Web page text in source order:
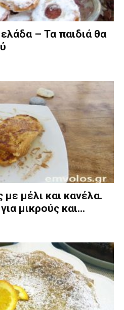
– Τα παιδιά θα
μέλι και κανέλα.
μικρούς και...